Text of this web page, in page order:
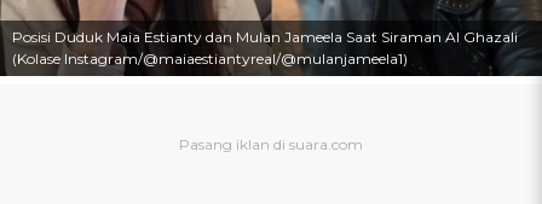
Posisi Duduk Maia Estianty dan Mulan Jameela Saat Siraman Al Ghazali
(Kolase Instagram/@maiaestiantyreal/@mulanjameela1)